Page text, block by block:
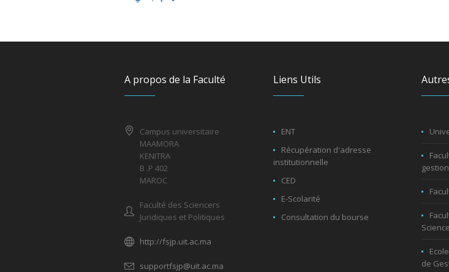
A propos de la Faculté
Campus universitaire
MAAMORA
KENITRA
B .P 402
MAROC
Faculté des Sciencers
Juridiques et Politiques
http://fsjp.uit.ac.ma
supportfsjp@uit.ac.ma
Liens Utils
ENT
Récupération d'adresse
institutionnelle
CED
E-Scolarité
Consultation du bourse
gestion
de